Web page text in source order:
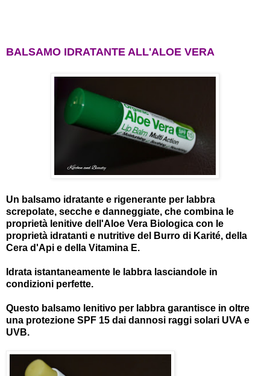
BALSAMO IDRATANTE ALL'ALOE VERA
Un balsamo idratante e rigenerante per labbra
screpolate, secche e danneggiate, che combina le
proprietà lenitive dell'Aloe Vera Biologica con le
proprietà idratanti e nutritive del Burro di Karité, della
Cera d'Api e della Vitamina E.
Idrata istantaneamente le labbra lasciandole in
condizioni perfette.
Questo balsamo lenitivo per labbra garantisce in oltre
una protezione SPF 15 dai dannosi raggi solari UVA e
UVB.